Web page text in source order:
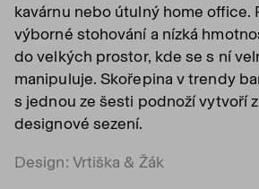
kavárnu nebo útulný home office.
výborné stohování a nízká
do velkých prostor, kde se s ní
manipuluje. Skořepina v trendy
s jednou ze šesti podnoží vytvoří
designové sezení.
Design: Vrtiška & Žák